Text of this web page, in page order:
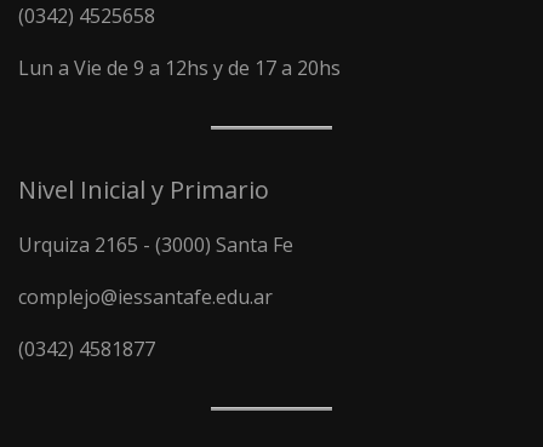
(0342) 4525658
Lun a Vie de 9 a 12hs y de 17 a 20hs
Nivel Inicial y Primario
Urquiza 2165 - (3000) Santa Fe
complejo@iessantafe.edu.ar
(0342) 4581877